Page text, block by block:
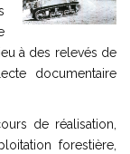
à des relevés de
documentaire
de réalisation,
forestière,